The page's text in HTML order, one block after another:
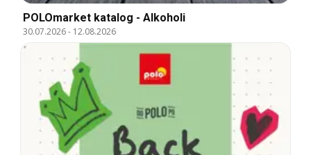
POLOmarket katalog - Alkoholi
30.07.2026- 12.08.2026